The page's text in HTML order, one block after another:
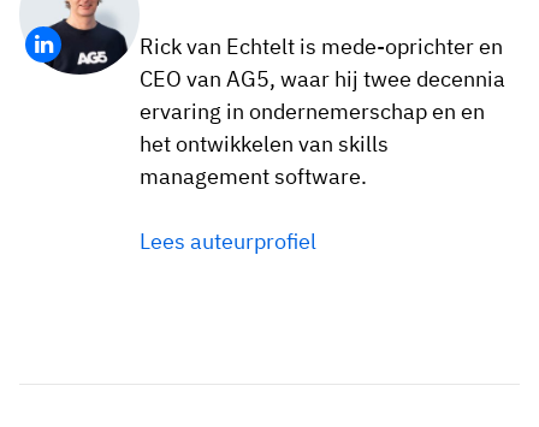
Rick van Echtelt is mede-oprichter en
CEO van AG5, waar hij twee decennia
ervaring in ondernemerschap en en
het ontwikkelen van skills
management software.
Lees auteurprofiel